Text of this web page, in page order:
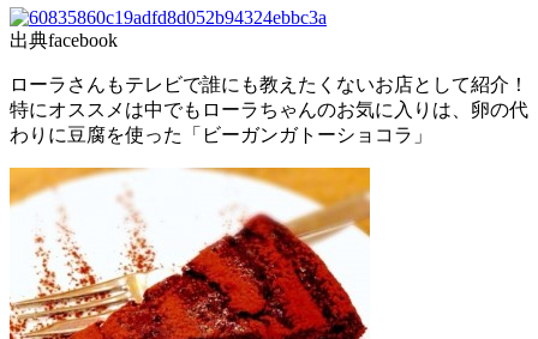
出典facebook
ローラさんもテレビで誰にも教えたくないお店として紹介！
特にオススメは中でもローラちゃんのお気に入りは、卵の代
わりに豆腐を使った「ビーガンガトーショコラ」